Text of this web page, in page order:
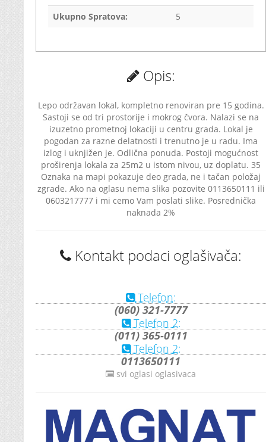
Ukupno Spratova:
5
Opis:
Lepo održavan lokal, kompletno renoviran pre 15 godina.
Sastoji se od tri prostorije i mokrog čvora. Nalazi se na
izuzetno prometnoj lokaciji u centru grada. Lokal je
pogodan za razne delatnosti i trenutno je u radu. Ima
izlog i uknjižen je. Odlična ponuda. Postoji mogućnost
proširenja lokala za 25m2 u istom nivou, uz doplatu. 35
Oznaka na mapi pokazuje deo grada, ne i tačan položaj
zgrade. Ako na oglasu nema slika pozovite 0113650111 ili
0603217777 i mi cemo Vam poslati slike. Posrednička
naknada 2%
Kontakt podaci oglašivača:
Telefon:
(060) 321-7777
Telefon 2:
(011) 365-0111
Telefon 2:
0113650111
svi oglasi oglasivaca